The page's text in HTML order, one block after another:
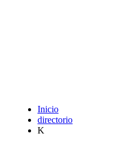
Inicio
directorio
K